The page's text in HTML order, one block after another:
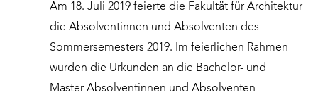
Am 18. Juli 2019 feierte die Fakultät für Architektur
die Absolventinnen und Absolventen des
Sommersemesters 2019. Im feierlichen Rahmen
wurden die Urkunden an die Bachelor- und
Master-Absolventinnen und Absolventen